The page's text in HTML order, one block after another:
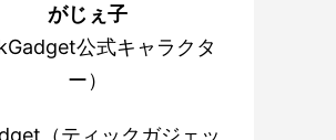
がじぇ子
公式キャラクタ
ー）
（ティックガジェッ